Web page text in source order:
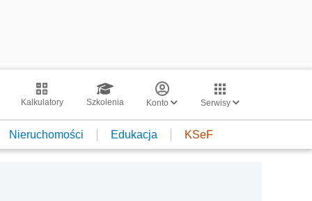
Kalkulatory Szkolenia Konto Serwisy
Nieruchomości Edukacja KSeF